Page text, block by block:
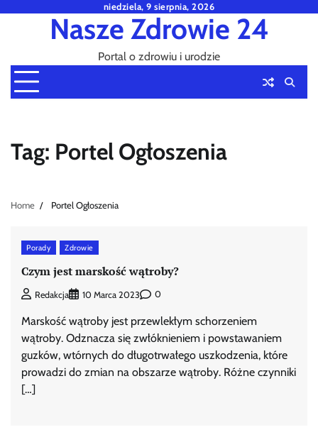
niedziela, 9 sierpnia, 2026
Nasze Zdrowie 24
Portal o zdrowiu i urodzie
Tag: Portel Ogłoszenia
Home Portel Ogłoszenia
Porady Zdrowie
Czym jest marskość wątroby?
Redakcja 10 Marca 2023 0
Marskość wątroby jest przewlekłym schorzeniem
wątroby. Odznacza się zwłóknieniem i powstawaniem
guzków, wtórnych do długotrwałego uszkodzenia, które
prowadzi do zmian na obszarze wątroby. Różne czynniki
[…]